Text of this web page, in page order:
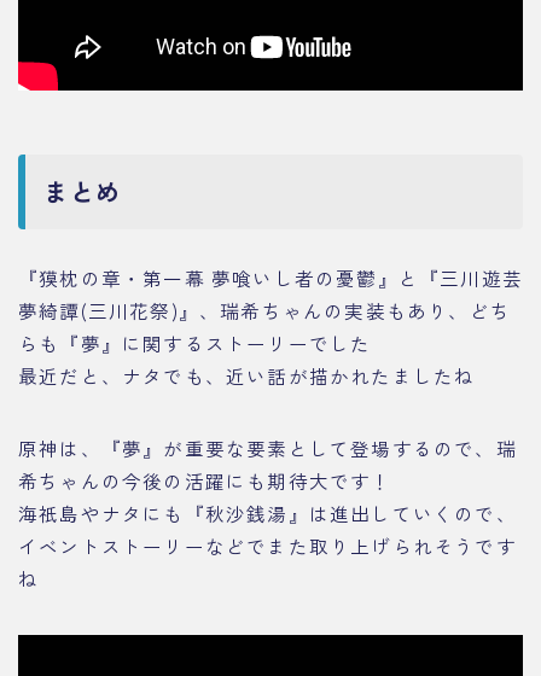
まとめ
『獏枕の章・第一幕 夢喰いし者の憂鬱』と『三川遊芸
夢綺譚(三川花祭)』、瑞希ちゃんの実装もあり、どち
らも『夢』に関するストーリーでした
最近だと、ナタでも、近い話が描かれたましたね
原神は、『夢』が重要な要素として登場するので、瑞
希ちゃんの今後の活躍にも期待大です！
海祇島やナタにも『秋沙銭湯』は進出していくので、
イベントストーリーなどでまた取り上げられそうです
ね